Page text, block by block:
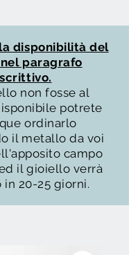
disponibilità del
paragrafo
non fosse al
potrete
ordinarlo
il metallo da voi
campo
il gioiello verrà
in 20-25 giorni.